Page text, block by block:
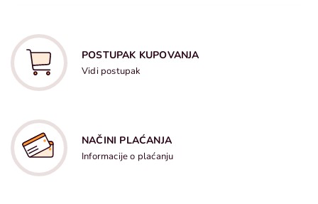
POSTUPAK KUPOVANJA
Vidi postupak
NAČINI PLAĆANJA
Informacije o plaćanju